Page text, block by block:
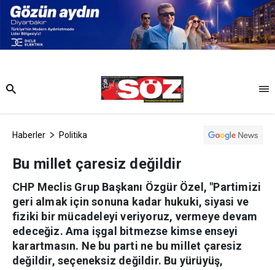
Haberler Politika
Bu millet çaresiz değildir
CHP Meclis Grup Başkanı Özgür Özel, "Partimizi
geri almak için sonuna kadar hukuki, siyasi ve
fiziki bir mücadeleyi veriyoruz, vermeye devam
edeceğiz. Ama işgal bitmezse kimse enseyi
karartmasın. Ne bu parti ne bu millet çaresiz
değildir, seçeneksiz değildir. Bu yürüyüş,